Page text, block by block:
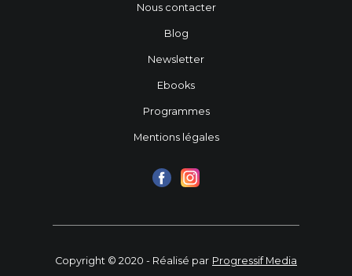
Nous contacter
Blog
Newsletter
Ebooks
Programmes
Mentions légales
Copyright © 2020 - Réalisé par Progressif Media